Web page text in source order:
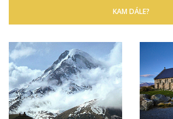
KAM DÁLE?